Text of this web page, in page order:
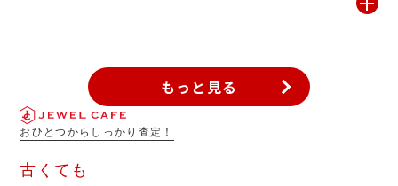
もっと見る
おひとつからしっかり査定！
古くても